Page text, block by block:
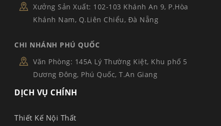
Xưởng Sản Xuất: 102-103 Khánh An 9, P.Hòa
Khánh Nam, Q.Liên Chiểu, Đà Nẵng
CHI NHÁNH PHÚ QUỐC
Văn Phòng: 145A Lý Thường Kiệt, Khu phố 5
Dương Đông, Phú Quốc, T.An Giang
DỊCH VỤ CHÍNH
Thiết Kế Nội Thất